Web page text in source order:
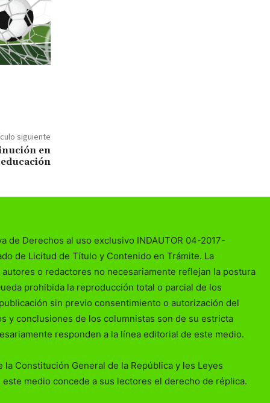
siguiente
en
de Derechos al uso exclusivo INDAUTOR 04-2017-
de Licitud de Título y Contenido en Trámite. La
o redactores no necesariamente reflejan la postura
prohibida la reproducción total o parcial de los
sin previo consentimiento o autorización del
y conclusiones de los columnistas son de su estricta
responden a la línea editorial de este medio.
Constitución General de la República y les Leyes
este medio concede a sus lectores el derecho de réplica.